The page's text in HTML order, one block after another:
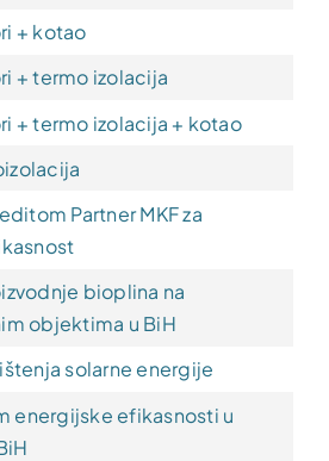
+ kotao
+ termo izolacija
+ termo izolacija + kotao
Partner MKF za
bioplina na
objektima u BiH
solarne energije
energijske efikasnosti u